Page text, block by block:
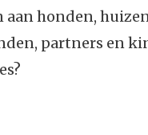
honden,
partners en